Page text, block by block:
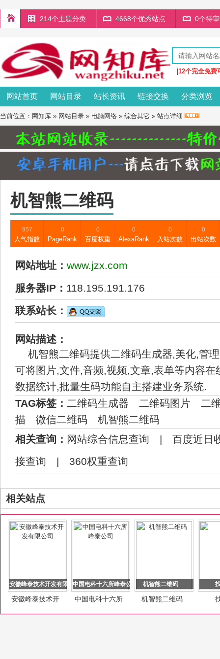
214个主题分类 4668个优秀站点 0个待
12个完全免费
网站首页 网站目录 站长资讯 链接交换 分类浏览
当前位置： 网知库 » 网站目录 » 电脑网络 » 综合其它 » 站点详细
机智熊二维码
957
人气指数
0
PageRank
0
百度权重
0
AlexaRank
0
入站次数
0
出站次数
网站地址： www.jzx.com
服务器IP： 118.195.191.176
联系站长：
网站描述：
机智熊二维码提供二维码生成器,美化,管
可将图片,文件,音频,视频,文章,表单等内容在
数据统计,批量生码功能自主搭建业务系统.
TAG标签： 二维码生成器 二维码图片
二
描
微信二维码
机智熊二维码
相关查询： 网站综合信息查询 | 百度近日
接查询 | 360权重查询
相关站点
安徽峰泰技术开发有限公司
安徽峰泰技术开
中国电科十六所峰泰公司
中国电科十六所
机智熊二维码
机智熊二维码